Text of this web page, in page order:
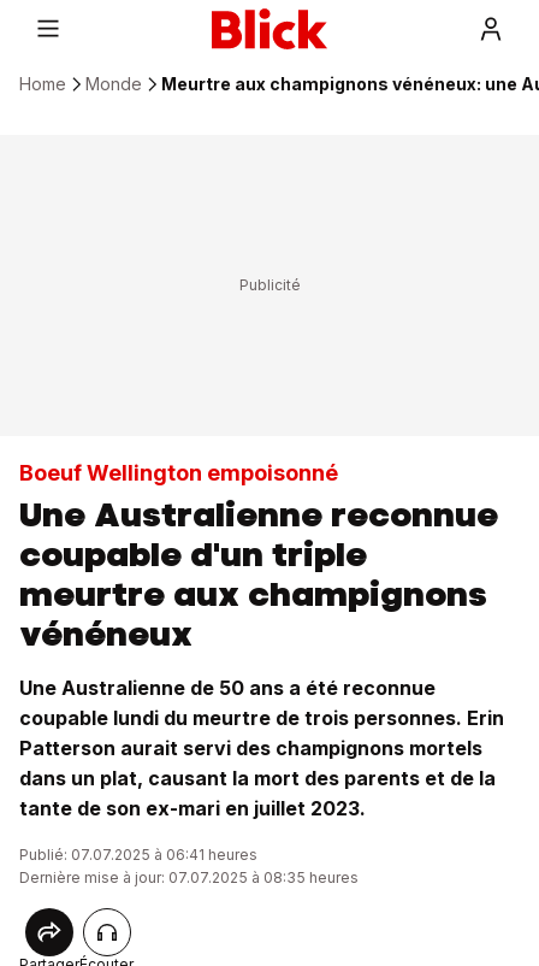
Home Monde Meurtre aux champignons vénéneux: une
Boeuf Wellington empoisonné
Une Australienne reconnue
coupable d'un triple
meurtre aux champignons
vénéneux
Une Australienne de 50 ans a été reconnue
coupable lundi du meurtre de trois personnes. Erin
Patterson aurait servi des champignons mortels
dans un plat, causant la mort des parents et de la
tante de son ex-mari en juillet 2023.
Publié: 07.07.2025 à 06:41 heures
Dernière mise à jour: 07.07.2025 à 08:35 heures